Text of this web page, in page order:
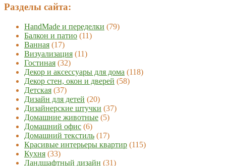
Разделы сайта:
HandMade и переделки (79)
Балкон и патио (11)
Ванная (17)
Визуализация (11)
Гостиная (32)
Декор и аксессуары для дома (118)
Декор стен, окон и дверей (58)
Детская (37)
Дизайн для детей (20)
Дизайнерские штучки (37)
Домашние животные (5)
Домашний офис (6)
Домашний текстиль (17)
Красивые интерьеры квартир (115)
Кухня (33)
Ландшафтный дизайн (31)